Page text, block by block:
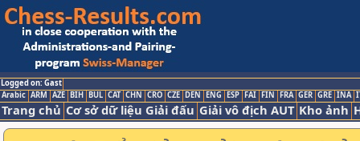
Logged on: Gast
Arabic ARM AZE BIH BUL CAT CHN CRO CZE DEN ENG ESP FAI FIN FRA GER GRE INA
Trang chủ Cơ sở dữ liệu Giải đấu Giải vô địch AUT Kho ảnh